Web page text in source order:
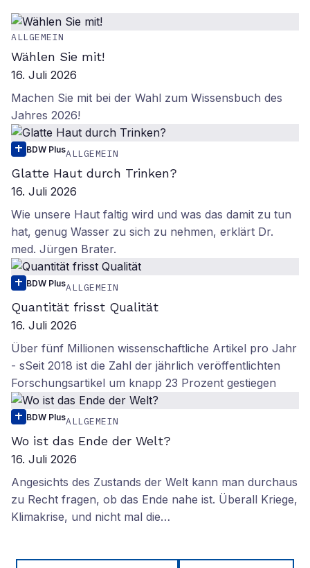
ALLGEMEIN
Wählen Sie mit!
16. Juli 2026
Machen Sie mit bei der Wahl zum Wissensbuch des
Jahres 2026!
BDW PlusALLGEMEIN
Glatte Haut durch Trinken?
16. Juli 2026
Wie unsere Haut faltig wird und was das damit zu tun
hat, genug Wasser zu sich zu nehmen, erklärt Dr.
med. Jürgen Brater.
BDW PlusALLGEMEIN
Quantität frisst Qualität
16. Juli 2026
Über fünf Millionen wissenschaftliche Artikel pro Jahr
- sSeit 2018 ist die Zahl der jährlich veröffentlichten
Forschungsartikel um knapp 23 Prozent gestiegen
BDW PlusALLGEMEIN
Wo ist das Ende der Welt?
16. Juli 2026
Angesichts des Zustands der Welt kann man durchaus
zu Recht fragen, ob das Ende nahe ist. Überall Kriege,
Klimakrise, und nicht mal die…